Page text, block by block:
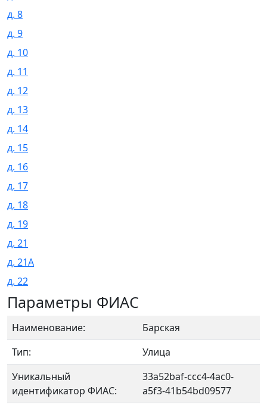
д. 8
д. 9
д. 10
д. 11
д. 12
д. 13
д. 14
д. 15
д. 16
д. 17
д. 18
д. 19
д. 21
д. 21А
д. 22
Параметры ФИАС
Наименование:
Барская
Тип:
Улица
Уникальный
идентификатор ФИАС:
33a52baf-ccc4-4ac0-
a5f3-41b54bd09577